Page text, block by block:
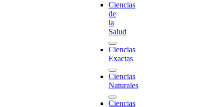
Ciencias
de
la
Salud
Ciencias
Exactas
Ciencias
Naturales
Ciencias